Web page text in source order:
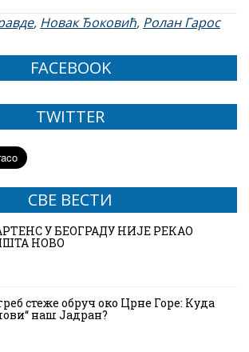
, Новак Ђоковић, Ролан Гарос
FACEBOOK
TWITTER
СВЕ ВЕСТИ
У БЕОГРАДУ НИЈЕ РЕКАО
НОВО
стеже обруч око Црне Горе: Куда
наш Јадран?